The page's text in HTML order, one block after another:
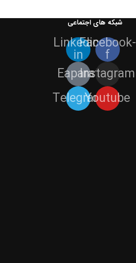
شبکه های اجتماعی
Facebook-
f
Linkedin-
in
Instagram
Eaparat
Youtube
Telegram